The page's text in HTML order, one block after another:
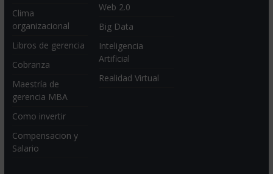
Clima
organizacional
Libros de gerencia
Cobranza
Maestría de
gerencia MBA
Como invertir
Compensacion y
Salario
Web 2.0
Big Data
Inteligencia
Artificial
Realidad Virtual